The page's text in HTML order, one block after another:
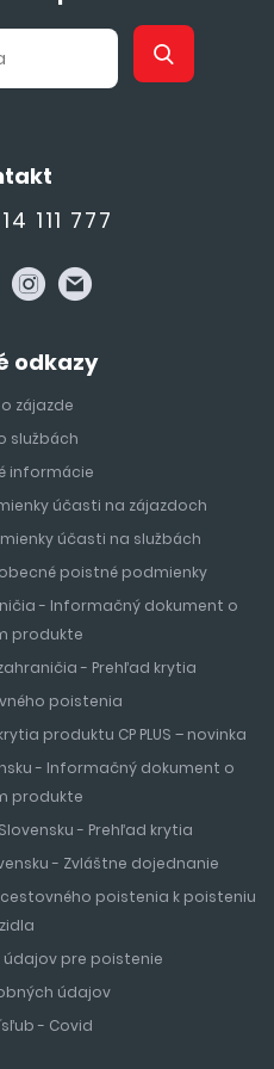
sa nikdy nebudú nudiť – a
Mnohé hotely majú
kinom či bowlingom.
milióna obyvateľov)
sa dá platiť aj eurami alebo
v oficiálnych
85 miliónov
Slovensku (v lete aj v
niekde aj nemecky či
často pracuje personál
česky.
z Bratislavy alebo Košíc
zásuvky ako na
nepotrebujete
: Antalya (najväčšie),
transfer cestovnou
zvyčajne v cene zájazdu.
a moderne vybavené,
pri odlete.
111 777
odkazy
zájazde
službách
informácie
účasti na zájazdoch
účasti na službách
poistné podmienky
- Informačný dokument o
produkte
- Prehľad krytia
poistenia
produktu CP PLUS – novinka
- Informačný dokument o
produkte
- Prehľad krytia
- Zvláštne dojednanie
poistenia k poisteniu
pre poistenie
údajov
- Covid